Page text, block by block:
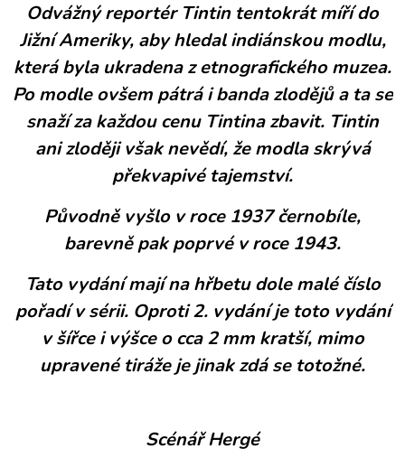
Odvážný reportér Tintin tentokrát míří do
Jižní Ameriky, aby hledal indiánskou modlu,
která byla ukradena z etnografického muzea.
Po modle ovšem pátrá i banda zlodějů a ta se
snaží za každou cenu Tintina zbavit. Tintin
ani zloději však nevědí, že modla skrývá
překvapivé tajemství.
Původně vyšlo v roce 1937 černobíle,
barevně pak poprvé v roce 1943.
Tato vydání mají na hřbetu dole malé číslo
pořadí v sérii. Oproti 2. vydání je toto vydání
v šířce i výšce o cca 2 mm kratší, mimo
upravené tiráže je jinak zdá se totožné.
Scénář Hergé